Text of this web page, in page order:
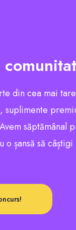
din cea mai
suplimente
o șansă să